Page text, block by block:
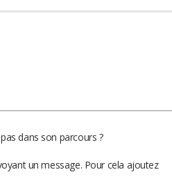
dans son parcours ?
un message. Pour cela ajoutez